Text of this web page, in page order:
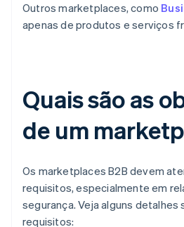
Outros marketplaces, como
apenas de produtos e serviços
Quais são as
de um
Os marketplaces B2B devem
requisitos, especialmente em
segurança. Veja alguns detalhes
requisitos: